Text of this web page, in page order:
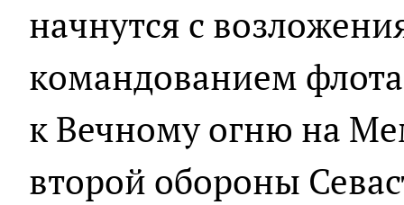
начнутся с
командованием
к Вечному огню на
второй обороны